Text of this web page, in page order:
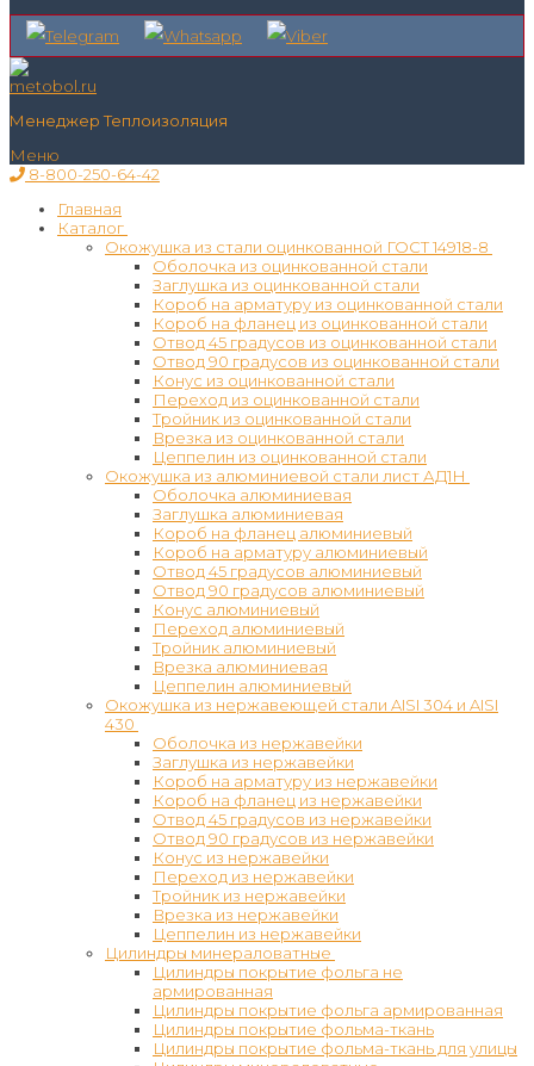
Менеджер Теплоизоляция
Меню
8-800-250-64-42
Главная
Каталог
Окожушка из стали оцинкованной ГОСТ 14918-8
Оболочка из оцинкованной стали
Заглушка из оцинкованной стали
Короб на арматуру из оцинкованной стали
Короб на фланец из оцинкованной стали
Отвод 45 градусов из оцинкованной стали
Отвод 90 градусов из оцинкованной стали
Конус из оцинкованной стали
Переход из оцинкованной стали
Тройник из оцинкованной стали
Врезка из оцинкованной стали
Цеппелин из оцинкованной стали
Окожушка из алюминиевой стали лист АД1Н
Оболочка алюминиевая
Заглушка алюминиевая
Короб на фланец алюминиевый
Короб на арматуру алюминиевый
Отвод 45 градусов алюминиевый
Отвод 90 градусов алюминиевый
Конус алюминиевый
Переход алюминиевый
Тройник алюминиевый
Врезка алюминиевая
Цеппелин алюминиевый
Окожушка из нержавеющей стали AISI 304 и AISI
430
Оболочка из нержавейки
Заглушка из нержавейки
Короб на арматуру из нержавейки
Короб на фланец из нержавейки
Отвод 45 градусов из нержавейки
Отвод 90 градусов из нержавейки
Конус из нержавейки
Переход из нержавейки
Тройник из нержавейки
Врезка из нержавейки
Цеппелин из нержавейки
Цилиндры минераловатные
Цилиндры покрытие фольга не
армированная
Цилиндры покрытие фольга армированная
Цилиндры покрытие фольма-ткань
Цилиндры покрытие фольма-ткань для улицы